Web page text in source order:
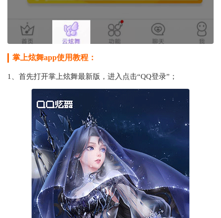
掌上炫舞app使用教程：
1、首先打开掌上炫舞最新版，进入点击“QQ登录”；